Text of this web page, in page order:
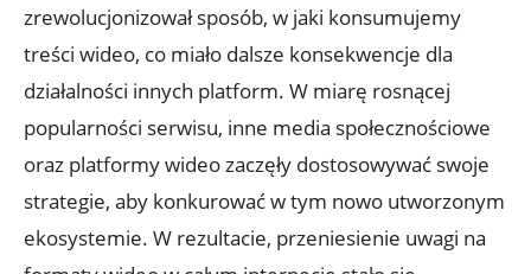
zrewolucjonizował sposób, w jaki konsumujemy
treści wideo, co miało dalsze konsekwencje dla
działalności innych platform. W miarę rosnącej
popularności serwisu, inne media społecznościowe
oraz platformy wideo zaczęły dostosowywać swoje
strategie, aby konkurować w tym nowo utworzonym
ekosystemie. W rezultacie, przeniesienie uwagi na